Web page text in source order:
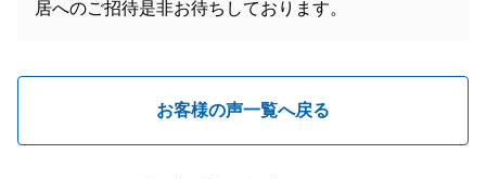
居へのご招待是非お待ちしております。
お客様の声一覧へ戻る